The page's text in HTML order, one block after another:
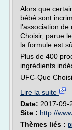
Alors que
bébé sont
l'association de
Choisir, parue
la formule est
Plus de 400
ingrédients
UFC-Que
Lire la suite
Date: 2017-09-
Site : http://
Thèmes liés :